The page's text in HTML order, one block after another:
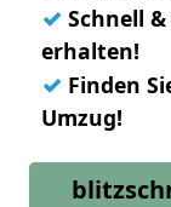
✓ Schnell
erhalten!
✓ Finden
Umzug!